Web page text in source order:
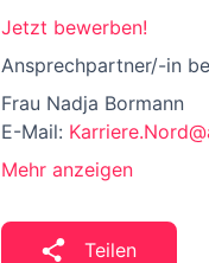
Jetzt bewerben!
Ansprechpartner/-in
Frau Nadja Bormann
E-Mail:
Mehr anzeigen
Teilen